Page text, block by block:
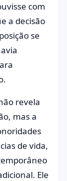
com
a decisão
se
revela
mas a
de vida,
Ele